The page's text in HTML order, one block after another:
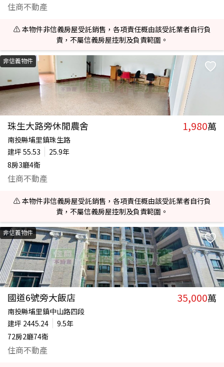
住商不動產
⚠️ 本物件非信義房屋受託銷售，各項責任概由該受託業者自行負
責，不屬信義房屋控制及負責範圍。
非信義物件
珠生大路旁休閒農舍 1,980萬
南投縣埔里鎮珠生路
建坪 55.53
25.9年
8房3廳4衛
住商不動產
⚠️ 本物件非信義房屋受託銷售，各項責任概由該受託業者自行負
責，不屬信義房屋控制及負責範圍。
非信義物件
國道6號旁大飯店 35,000萬
南投縣埔里鎮中山路四段
建坪 2445.24
9.5年
72房2廳74衛
住商不動產